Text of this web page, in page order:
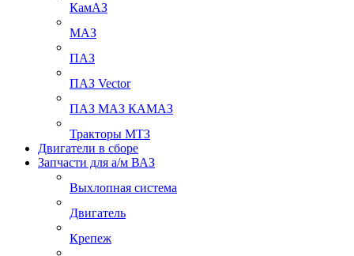
КамАЗ
МАЗ
ПАЗ
ПАЗ Vector
ПАЗ МАЗ КАМАЗ
Тракторы МТЗ
Двигатели в сборе
Запчасти для а/м ВАЗ
Выхлопная система
Двигатель
Крепеж